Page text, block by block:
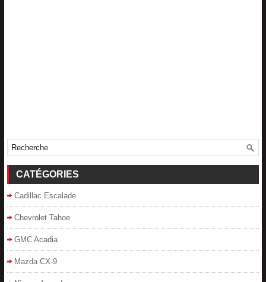
CATÉGORIES
Cadillac Escalade
Chevrolet Tahoe
GMC Acadia
Mazda CX-9